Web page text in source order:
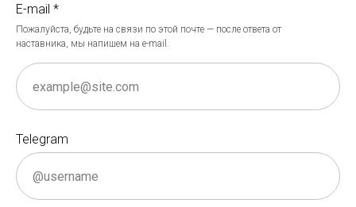
E-mail *
Пожалуйста, будьте на связи по этой почте — после ответа от
наставника, мы напишем на e-mail.
Telegram